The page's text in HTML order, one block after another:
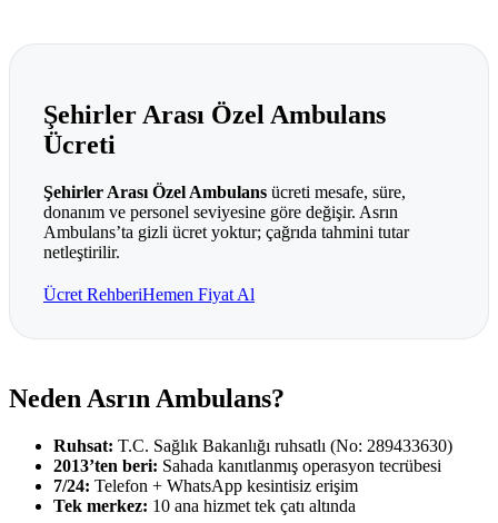
Şehirler Arası Özel Ambulans
Ücreti
Şehirler Arası Özel Ambulans ücreti mesafe, süre,
donanım ve personel seviyesine göre değişir. Asrın
Ambulans’ta gizli ücret yoktur; çağrıda tahmini tutar
netleştirilir.
Ücret RehberiHemen Fiyat Al
Neden Asrın Ambulans?
Ruhsat: T.C. Sağlık Bakanlığı ruhsatlı (No: 289433630)
2013’ten beri: Sahada kanıtlanmış operasyon tecrübesi
7/24: Telefon + WhatsApp kesintisiz erişim
Tek merkez: 10 ana hizmet tek çatı altında